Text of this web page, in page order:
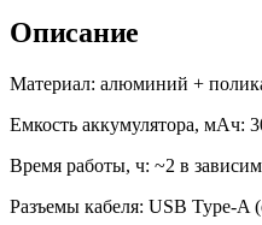
Описание
Материал: алюминий +
Емкость аккумулятора, мАч:
Время работы, ч: ~2 в
Разъемы кабеля: USB Type-